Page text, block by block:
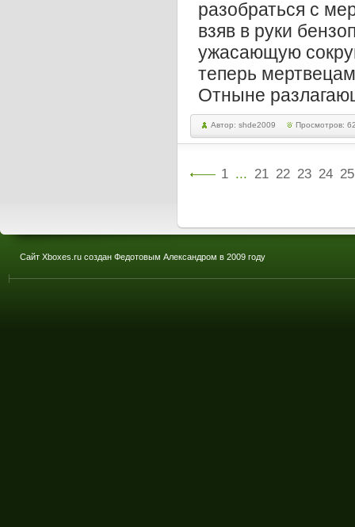
разобраться с
взяв в руки
ужасающую
теперь
Отныне
Автор: shde2009 Просмотров:
1 ... 21 22 23 24 25
Сайт Xboxes.ru создан Федотовым Александром в 2009 году